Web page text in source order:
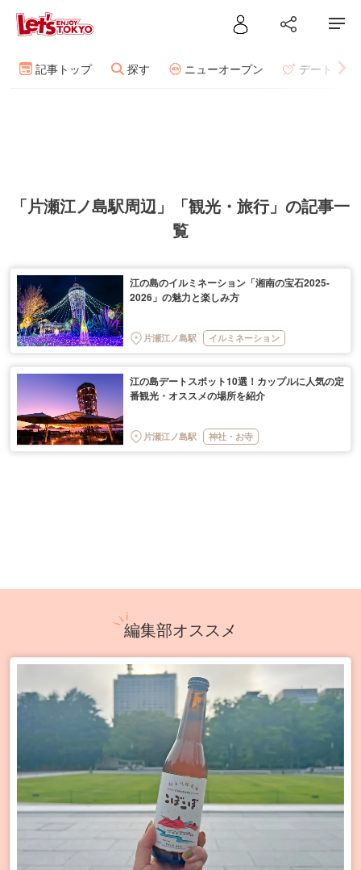
記事トップ 探す ニューオープン デート
「片瀬江ノ島駅周辺」「観光・旅行」の記事一
覧
江の島のイルミネーション「湘南の宝石2025-
2026」の魅力と楽しみ方
片瀬江ノ島駅 イルミネーション
江の島デートスポット10選！カップルに人気の定
番観光・オススメの場所を紹介
片瀬江ノ島駅 神社・お寺
編集部オススメ